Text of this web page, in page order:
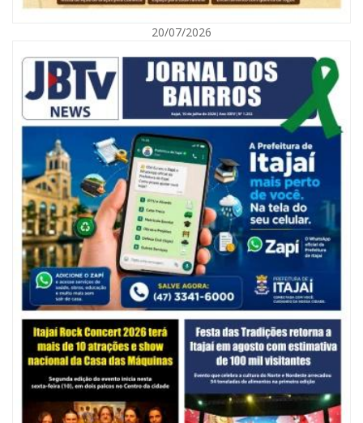
06/08/2026 | 10:14
Defesa Civil de SC monitora formação de ciclone-bomba no Sul do Brasil;
entenda como o fenômeno se forma e quais os impactos no estado
ITAJAÍ
20/07/2026